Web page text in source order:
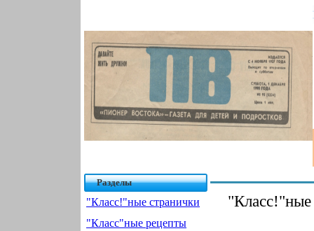
Разделы
"Класс!"ные странички
"Класс"ные рецепты
"Класс!"ные